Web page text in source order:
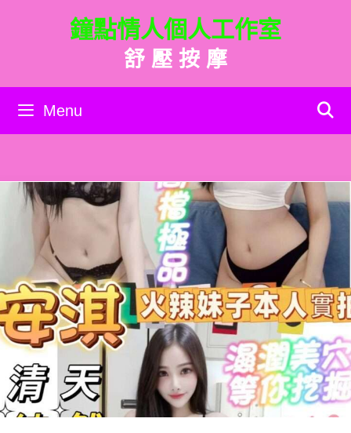
內
鐘點情人個人工作室
舒 壓 按 摩
Menu